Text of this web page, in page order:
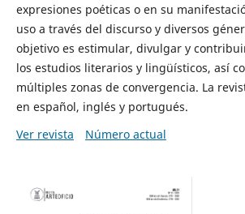
expresiones poéticas o en su
uso a través del discurso y diversos
objetivo es estimular, divulgar y
los estudios literarios y lingüísticos, así
múltiples zonas de convergencia. La
en español, inglés y portugués.
Ver revista
Número actual